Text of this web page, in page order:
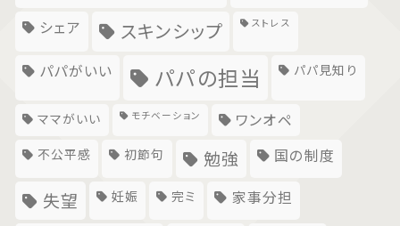
シェア スキンシップ ストレス
パパがいい パパの担当 パパ見知り
ママがいい モチベーション ワンオペ
不公平感 初節句 勉強 国の制度
失望 妊娠 完ミ 家事分担